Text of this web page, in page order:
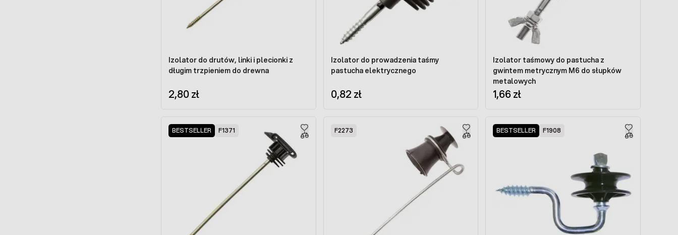
Izolator do drutów, linki i plecionki z
długim trzpieniem do drewna
2,80 zł
Izolator do prowadzenia taśmy
pastucha elektrycznego
0,82 zł
Izolator taśmowy do pastucha z
gwintem metrycznym M6 do słupków
metalowych
1,66 zł
BESTSELLER F1371 F2273 BESTSELLER F1908